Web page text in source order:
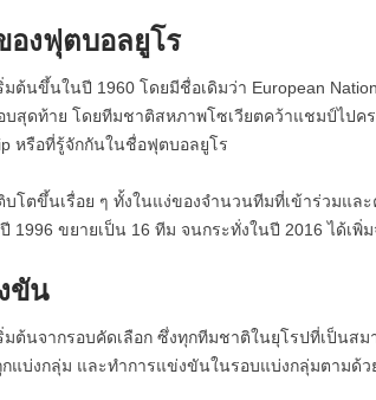
องฟุตบอลยูโร
ต้นขึ้นในปี 1960 โดยมีชื่อเดิมว่า European
บสุดท้าย โดยทีมชาติสหภาพโซเวียตคว้าแชมป์ไปค
หรือที่รู้จักกันในชื่อฟุตบอลยูโร
โตขึ้นเรื่อย ๆ ทั้งในแง่ของจำนวนทีมที่เข้าร่วมแ
1996 ขยายเป็น 16 ทีม จนกระทั่งในปี 2016 ได้เ
ขัน
ต้นจากรอบคัดเลือก ซึ่งทุกทีมชาติในยุโรปที่เป็นสม
แบ่งกลุ่ม และทำการแข่งขันในรอบแบ่งกลุ่มตามด้ว